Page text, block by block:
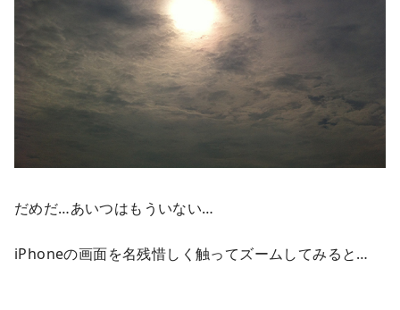
だめだ…あいつはもういない…
iPhoneの画面を名残惜しく触ってズームしてみると…